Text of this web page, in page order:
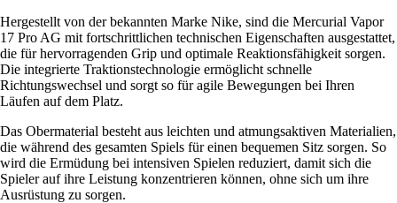
Hergestellt von der bekannten Marke Nike, sind die Mercurial Vapor
17 Pro AG mit fortschrittlichen technischen Eigenschaften ausgestattet,
die für hervorragenden Grip und optimale Reaktionsfähigkeit sorgen.
Die integrierte Traktionstechnologie ermöglicht schnelle
Richtungswechsel und sorgt so für agile Bewegungen bei Ihren
Läufen auf dem Platz.
Das Obermaterial besteht aus leichten und atmungsaktiven Materialien,
die während des gesamten Spiels für einen bequemen Sitz sorgen. So
wird die Ermüdung bei intensiven Spielen reduziert, damit sich die
Spieler auf ihre Leistung konzentrieren können, ohne sich um ihre
Ausrüstung zu sorgen.